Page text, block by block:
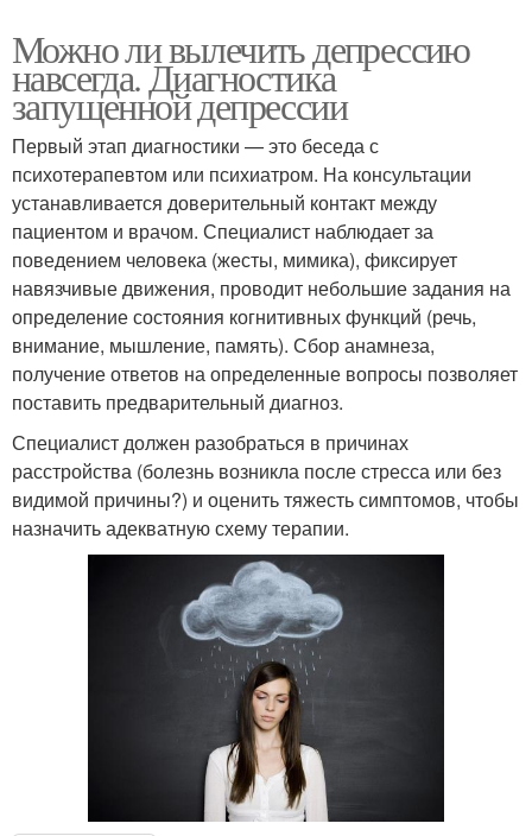
Можно ли вылечить депрессию
навсегда. Диагностика
запущенной депрессии
Первый этап диагностики — это беседа с
психотерапевтом или психиатром. На консультации
устанавливается доверительный контакт между
пациентом и врачом. Специалист наблюдает за
поведением человека (жесты, мимика), фиксирует
навязчивые движения, проводит небольшие задания на
определение состояния когнитивных функций (речь,
внимание, мышление, память). Сбор анамнеза,
получение ответов на определенные вопросы позволяет
поставить предварительный диагноз.
Специалист должен разобраться в причинах
расстройства (болезнь возникла после стресса или без
видимой причины?) и оценить тяжесть симптомов, чтобы
назначить адекватную схему терапии.